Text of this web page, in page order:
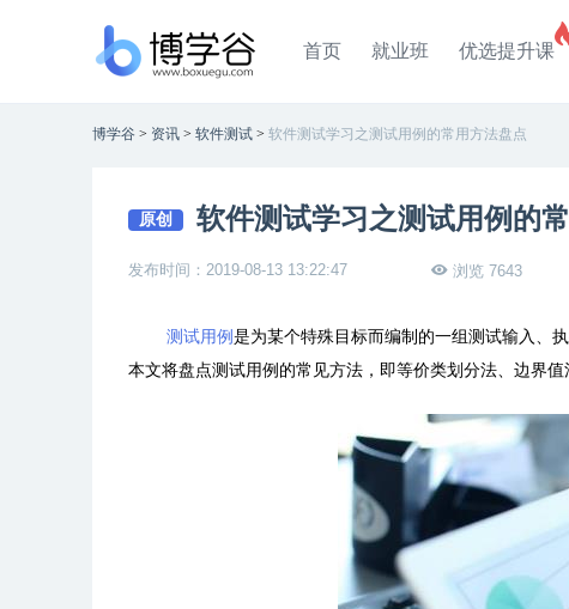
首页 就业班 优选提升课
博学谷 > 资讯 > 软件测试 > 软件测试学习之测试用例的常用方法盘点
原创 软件测试学习之测试用例的
发布时间：2019-08-13 13:22:47 浏览 7643
测试用例 是为某个特殊目标而编制的一组测试输入、
本文将盘点测试用例的常见方法，即等价类划分法、边界